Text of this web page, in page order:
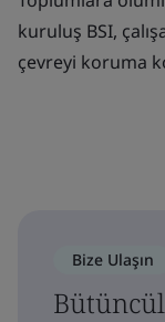
kuruluş BSI,
çevreyi koruma
Bize Ulaşın
Bütüncül